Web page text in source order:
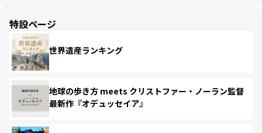
特設ページ
世界遺産ランキング
地球の歩き方 meets クリストファー・ノーラン監督
最新作『オデュッセイア』